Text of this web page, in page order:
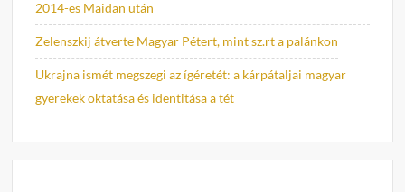
2014-es Maidan után
Zelenszkij átverte Magyar Pétert, mint sz.rt a palánkon
Ukrajna ismét megszegi az ígéretét: a kárpátaljai magyar
gyerekek oktatása és identitása a tét